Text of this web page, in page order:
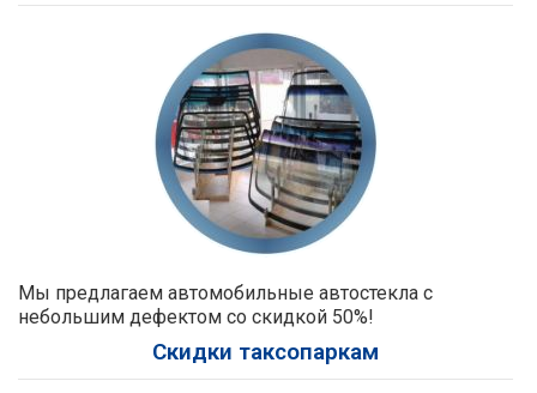
Мы предлагаем автомобильные автостекла с
небольшим дефектом со скидкой 50%!
Скидки таксопаркам